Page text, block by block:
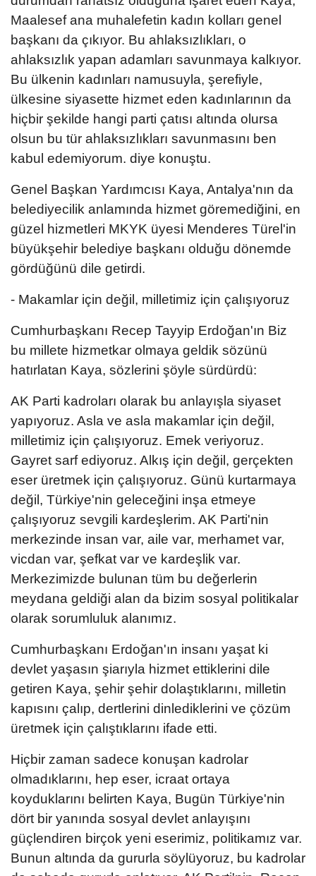
Maalesef ana muhalefetin kadın kolları genel
başkanı da çıkıyor. Bu ahlaksızlıkları, o
ahlaksızlık yapan adamları savunmaya kalkıyor.
Bu ülkenin kadınları namusuyla, şerefiyle,
ülkesine siyasette hizmet eden kadınlarının da
hiçbir şekilde hangi parti çatısı altında olursa
olsun bu tür ahlaksızlıkları savunmasını ben
kabul edemiyorum. diye konuştu.
Genel Başkan Yardımcısı Kaya, Antalya'nın da
belediyecilik anlamında hizmet göremediğini, en
güzel hizmetleri MKYK üyesi Menderes Türel'in
büyükşehir belediye başkanı olduğu dönemde
gördüğünü dile getirdi.
- Makamlar için değil, milletimiz için çalışıyoruz
Cumhurbaşkanı Recep Tayyip Erdoğan'ın Biz
bu millete hizmetkar olmaya geldik sözünü
hatırlatan Kaya, sözlerini şöyle sürdürdü:
AK Parti kadroları olarak bu anlayışla siyaset
yapıyoruz. Asla ve asla makamlar için değil,
milletimiz için çalışıyoruz. Emek veriyoruz.
Gayret sarf ediyoruz. Alkış için değil, gerçekten
eser üretmek için çalışıyoruz. Günü kurtarmaya
değil, Türkiye'nin geleceğini inşa etmeye
çalışıyoruz sevgili kardeşlerim. AK Parti'nin
merkezinde insan var, aile var, merhamet var,
vicdan var, şefkat var ve kardeşlik var.
Merkezimizde bulunan tüm bu değerlerin
meydana geldiği alan da bizim sosyal politikalar
olarak sorumluluk alanımız.
Cumhurbaşkanı Erdoğan'ın insanı yaşat ki
devlet yaşasın şiarıyla hizmet ettiklerini dile
getiren Kaya, şehir şehir dolaştıklarını, milletin
kapısını çalıp, dertlerini dinlediklerini ve çözüm
üretmek için çalıştıklarını ifade etti.
Hiçbir zaman sadece konuşan kadrolar
olmadıklarını, hep eser, icraat ortaya
koyduklarını belirten Kaya, Bugün Türkiye'nin
dört bir yanında sosyal devlet anlayışını
güçlendiren birçok yeni eserimiz, politikamız var.
Bunun altında da gururla söylüyoruz, bu kadrolar